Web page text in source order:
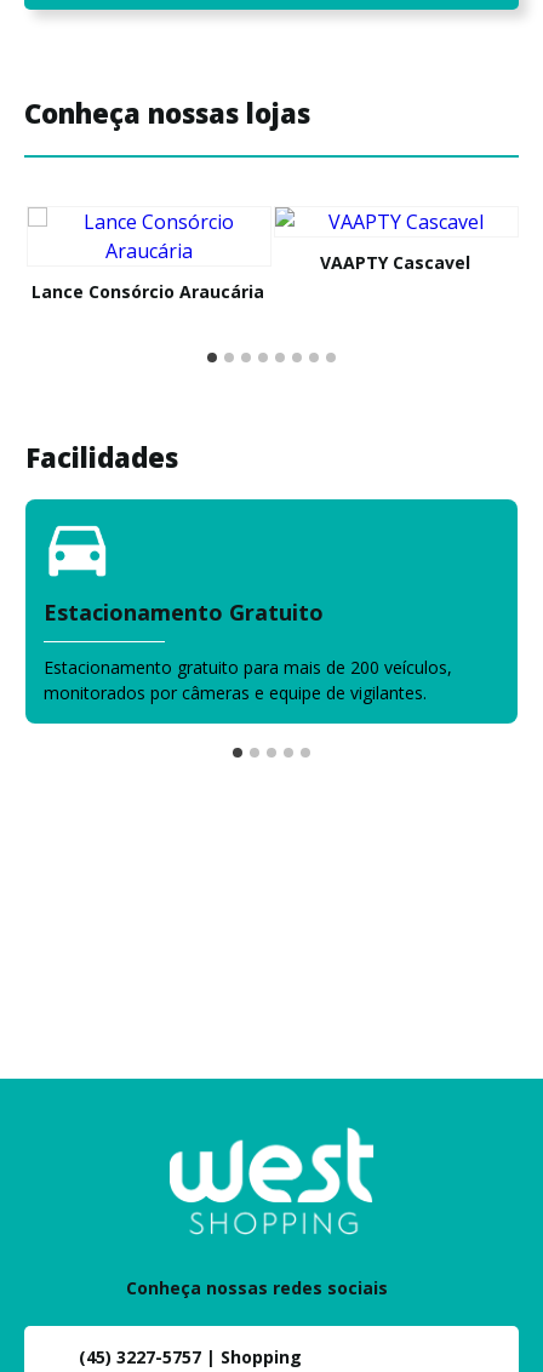
Conheça nossas lojas
Lance Consórcio Araucária
VAAPTY Cascavel
Facilidades
Estacionamento Gratuito
Estacionamento gratuito para mais de 200 veículos,
monitorados por câmeras e equipe de vigilantes.
Conheça nossas redes sociais
(45) 3227-5757 | Shopping